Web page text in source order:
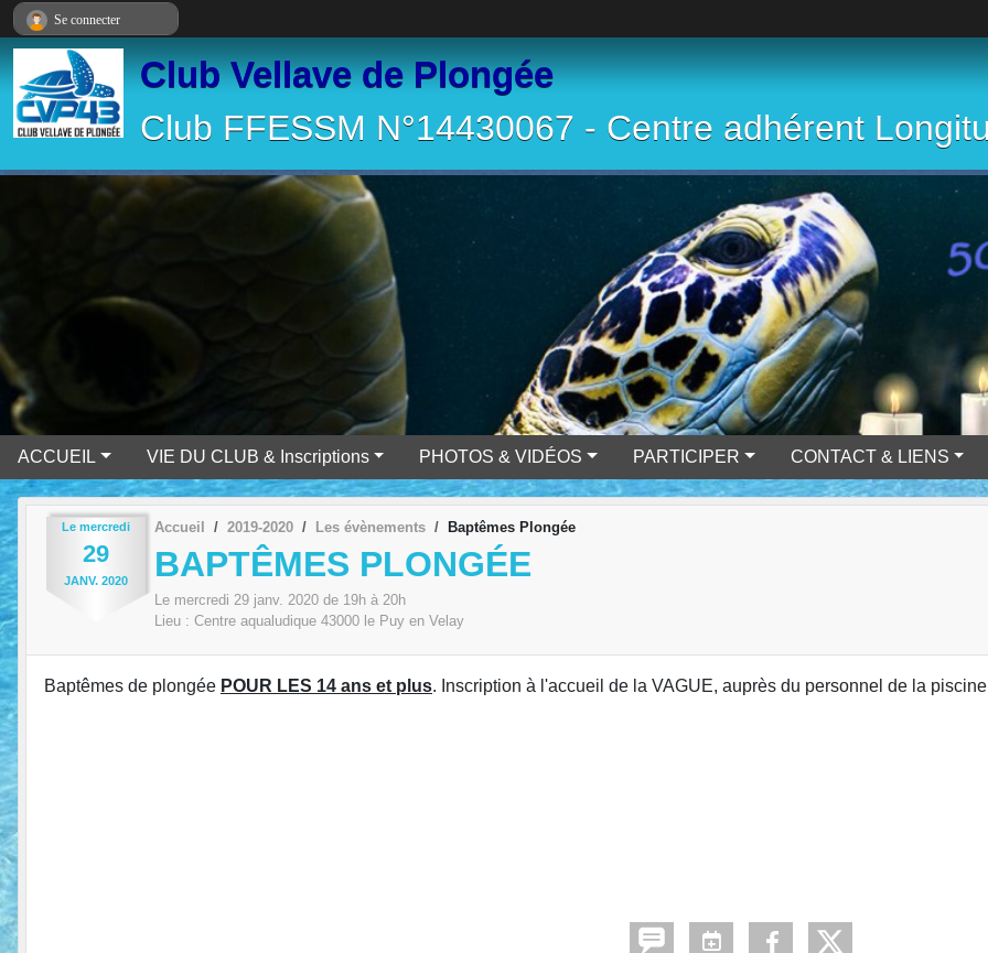
Club Vellave de Plongée
Club FFESSM N°14430067 - Centre adhérent
ACCUEIL VIE DU CLUB & Inscriptions PHOTOS & VIDÉOS PARTICIPER CONTACT & LIENS
Le mercredi
29
JANV. 2020
Accueil 2019-2020 Les évènements Baptêmes Plongée
BAPTÊMES PLONGÉE
Le mercredi 29 janv. 2020 de 19h à 20h
Lieu : Centre aqualudique 43000 le Puy en Velay
Baptêmes de plongée POUR LES 14 ans et plus. Inscription à l'accueil de la VAGUE, auprès du personnel de la
Se connecter
Panneau de gestion des cookies